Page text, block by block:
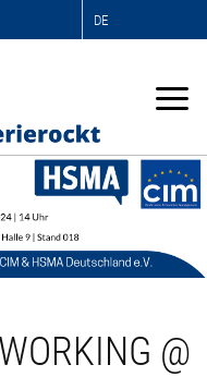
DE
@